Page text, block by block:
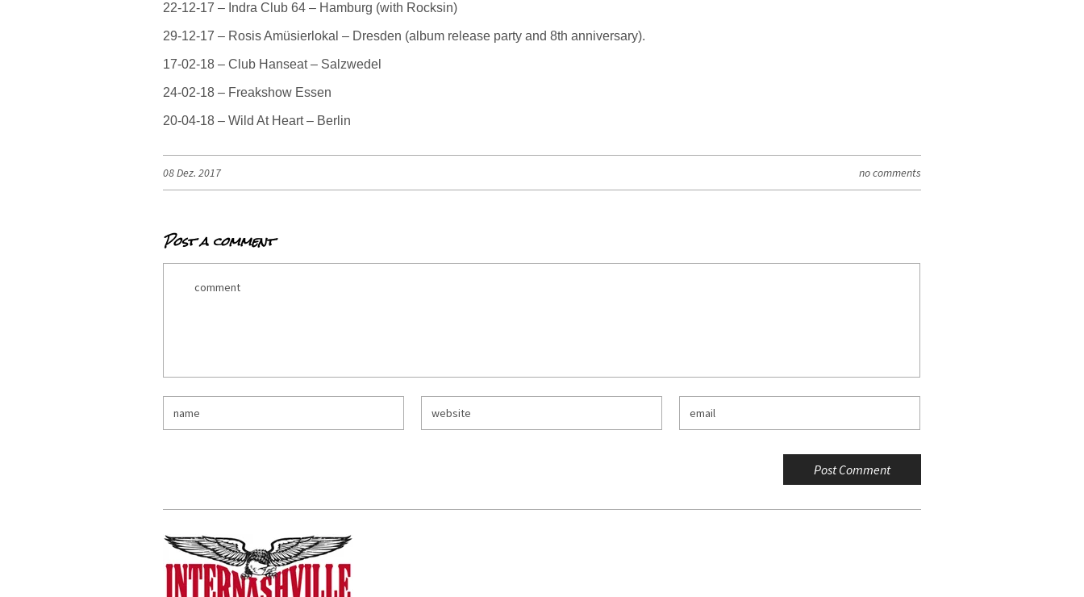
22-12-17 – Indra Club 64 – Hamburg (with Rocksin)
29-12-17 – Rosis Amüsierlokal – Dresden (album release party and 8th anniversary).
17-02-18 – Club Hanseat – Salzwedel
24-02-18 – Freakshow Essen
20-04-18 – Wild At Heart – Berlin
08 Dez. 2017 no comments
Post a comment